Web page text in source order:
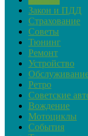
Закон и ПДД
Страхование
Советы
Тюнинг
Ремонт
Устройство
Ретро
Советские
Вождение
Мотоциклы
События